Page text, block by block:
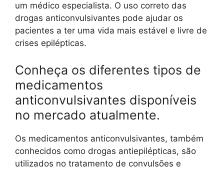
um médico especialista. O uso correto das
drogas anticonvulsivantes pode ajudar os
pacientes a ter uma vida mais estável e livre de
crises epilépticas.
Conheça os diferentes tipos de
medicamentos
anticonvulsivantes disponíveis
no mercado atualmente.
Os medicamentos anticonvulsivantes, também
conhecidos como drogas antiepilépticas, são
utilizados no tratamento de convulsões e